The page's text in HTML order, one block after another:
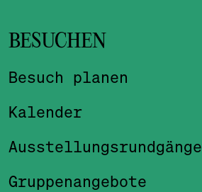
BESUCHEN
Besuch planen
Kalender
Ausstellungsrundgänge
Gruppenangebote